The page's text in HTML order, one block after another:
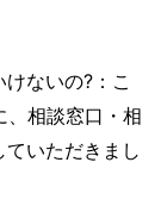
ないの?：こ
相談窓口・相
いただきまし